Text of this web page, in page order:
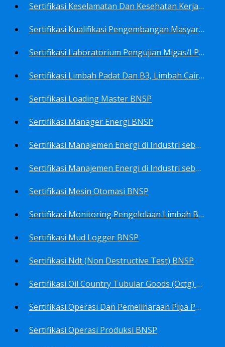
Sertifikasi Keselamatan Dan Kesehatan Kerja BNSP
Sertifikasi Kualifikasi Pengembangan Masyarakat BNSP
Sertifikasi Laboratorium Pengujian Migas/LPM BNSP
Sertifikasi Limbah Padat Dan B3, Limbah Cair BNSP
Sertifikasi Loading Master BNSP
Sertifikasi Manager Energi BNSP
Sertifikasi Manajemen Energi di Industri sebagai Auditor BNSP
Sertifikasi Manajemen Energi di Industri sebagai Manager Energy BNSP
Sertifikasi Mesin Otomasi BNSP
Sertifikasi Monitoring Pengelolaan Limbah B3 BNSP
Sertifikasi Mud Logger BNSP
Sertifikasi Ndt (Non Destructive Test) BNSP
Sertifikasi Oil Country Tubular Goods (Octg) BNSP
Sertifikasi Operasi Dan Pemeliharaan Pipa Penyalur BNSP
Sertifikasi Operasi Produksi BNSP